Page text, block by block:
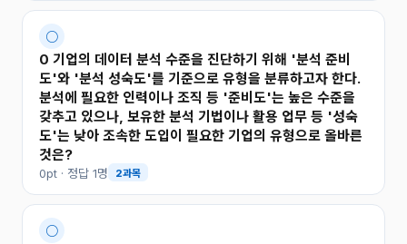
○
0 기업의 데이터 분석 수준을 진단하기 위해 '분석 준비
도'와 '분석 성숙도'를 기준으로 유형을 분류하고자 한다.
분석에 필요한 인력이나 조직 등 '준비도'는 높은 수준을
갖추고 있으나, 보유한 분석 기법이나 활용 업무 등 '성숙
도'는 낮아 조속한 도입이 필요한 기업의 유형으로 올바른
것은?
0pt · 정답 1명 2과목
○